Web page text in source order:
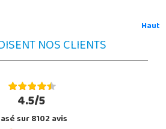
Haut
NOS CLIENTS
4.5/5
sur 8102 avis